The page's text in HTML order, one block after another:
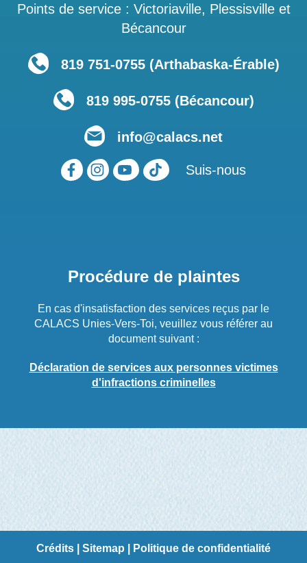
Points de service : Victoriaville, Plessisville et
Bécancour
819 751‑0755 (Arthabaska-Érable)
819 995-0755 (Bécancour)
info@calacs.net
Suis-nous
Procédure de plaintes
En cas d'insatisfaction des services reçus par le
CALACS Unies-Vers-Toi, veuillez vous référer au
document suivant :
Déclaration de services aux personnes victimes
d'infractions criminelles
Crédits Sitemap Politique de confidentialité